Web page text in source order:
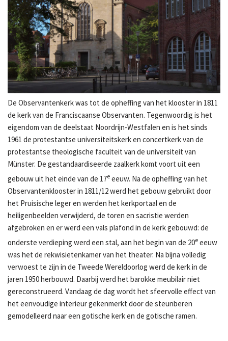
De Observantenkerk was tot de opheffing van het klooster in 1811
de kerk van de Franciscaanse Observanten. Tegenwoordig is het
eigendom van de deelstaat Noordrijn-Westfalen en is het sinds
1961 de protestantse universiteitskerk en concertkerk van de
protestantse theologische faculteit van de universiteit van
Münster. De gestandaardiseerde zaalkerk komt voort uit een
gebouw uit het einde van de 17e eeuw. Na de opheffing van het
Observantenklooster in 1811/12 werd het gebouw gebruikt door
het Pruisische leger en werden het kerkportaal en de
heiligenbeelden verwijderd, de toren en sacristie werden
afgebroken en er werd een vals plafond in de kerk gebouwd: de
onderste verdieping werd een stal, aan het begin van de 20e eeuw
was het de rekwisietenkamer van het theater. Na bijna volledig
verwoest te zijn in de Tweede Wereldoorlog werd de kerk in de
jaren 1950 herbouwd. Daarbij werd het barokke meubilair niet
gereconstrueerd. Vandaag de dag wordt het sfeervolle effect van
het eenvoudige interieur gekenmerkt door de steunberen
gemodelleerd naar een gotische kerk en de gotische ramen.